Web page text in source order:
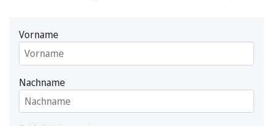
Vorname
Nachname